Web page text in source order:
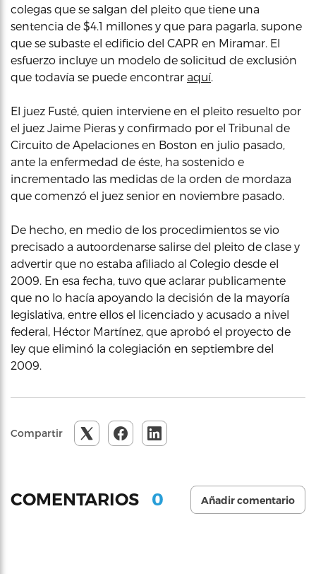
colegas que se salgan del pleito que tiene una
sentencia de $4.1 millones y que para pagarla, supone
que se subaste el edificio del CAPR en Miramar. El
esfuerzo incluye un modelo de solicitud de exclusión
que todavía se puede encontrar aquí.
El juez Fusté, quien interviene en el pleito resuelto por
el juez Jaime Pieras y confirmado por el Tribunal de
Circuito de Apelaciones en Boston en julio pasado,
ante la enfermedad de éste, ha sostenido e
incrementado las medidas de la orden de mordaza
que comenzó el juez senior en noviembre pasado.
De hecho, en medio de los procedimientos se vio
precisado a autoordenarse salirse del pleito de clase y
advertir que no estaba afiliado al Colegio desde el
2009. En esa fecha, tuvo que aclarar publicamente
que no lo hacía apoyando la decisión de la mayoría
legislativa, entre ellos el licenciado y acusado a nivel
federal, Héctor Martínez, que aprobó el proyecto de
ley que eliminó la colegiación en septiembre del
2009.
Compartir
COMENTARIOS 0 Añadir comentario